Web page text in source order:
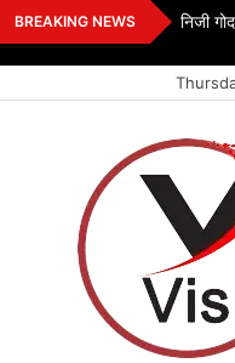
Skip
to
BREAKING NEWS निजी